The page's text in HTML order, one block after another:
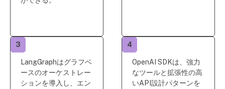
LangGraphはグラフベ
ースのオーケストレー
ションを導入し、エン
3
OpenAI SDKは、強力
なツールと拡張性の高
いAPI設計パターンを
4